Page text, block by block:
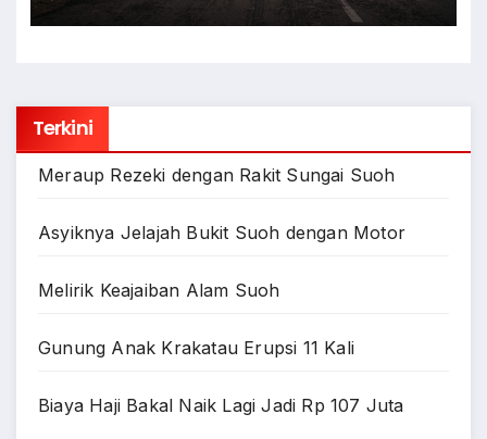
Terkini
Meraup Rezeki dengan Rakit Sungai Suoh
Asyiknya Jelajah Bukit Suoh dengan Motor
Melirik Keajaiban Alam Suoh
Gunung Anak Krakatau Erupsi 11 Kali
Biaya Haji Bakal Naik Lagi Jadi Rp 107 Juta